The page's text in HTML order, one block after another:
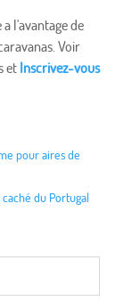
l'avantage de
Voir
et Inscrivez-vous
pour aires de
du Portugal